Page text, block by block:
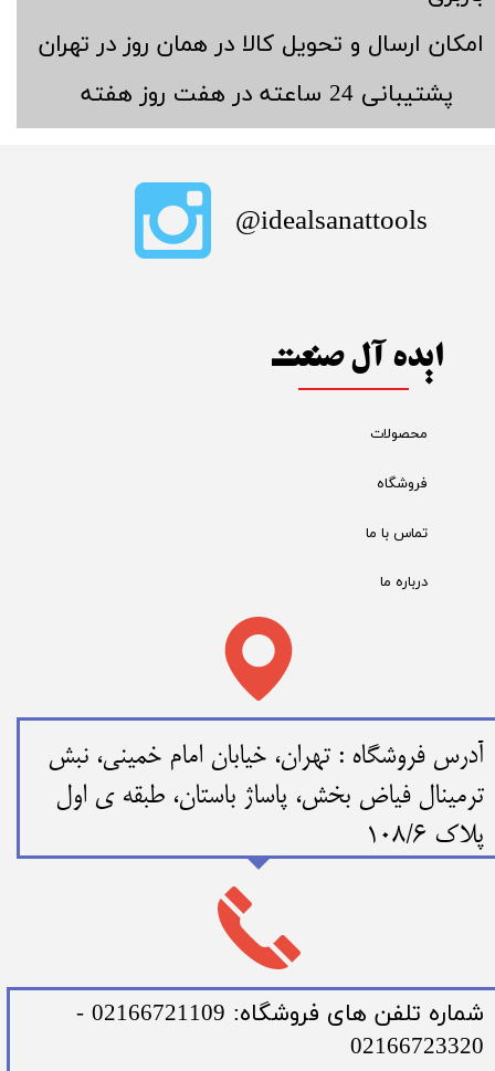
​امکان ارسال و تحویل کالا در همان روز در تهران
​پشتیبانی 24 ساعته در هفت روز هفته
ایده آل صنعت
محصولات
فروشگاه
تماس با ما
درباره ما
​idealsanattools@
​​آدرس فروشگاه : تهران، خیابان امام خمینی، نبش
ترمینال فیاض بخش، پاساژ باستان، طبقه ی اول
پلاک 108/6
​شماره تلفن های فروشگاه: 02166721109 -
02166723320